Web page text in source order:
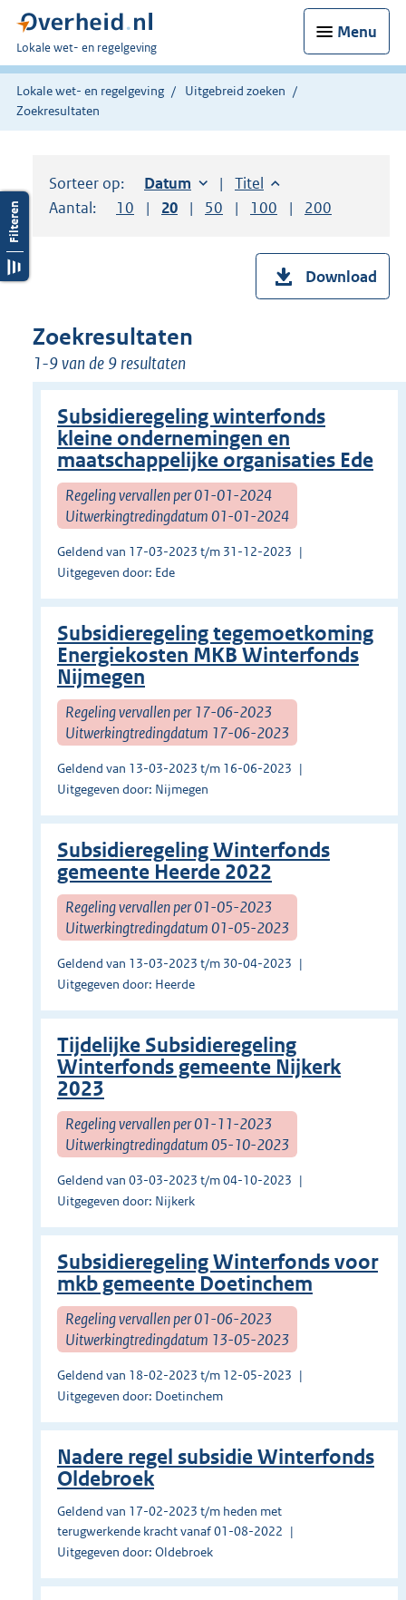
Menu
U
bent
hier:
Lokale wet- en regelgeving
Lokale wet- en regelgeving
Uitgebreid zoeken
Zoekresultaten
Sorteer op: Sorteer op:
Datum oplopendSorteer op:
Titel oplopend
Aantal:
Toon
10 resultaten per pagina
Toon
20 resultaten per pagina
Toon
50 resultaten per pagina
Toon
100 resultaten per
Toon
200
Download
Zoekresultaten
1-9 van de 9 resultaten
Subsidieregeling winterfonds
kleine ondernemingen en
maatschappelijke organisaties Ede
Regeling vervallen per 01-01-2024
Uitwerkingtredingdatum 01-01-2024
Geldend van 17-03-2023 t/m 31-12-2023
Uitgegeven door: Ede
Subsidieregeling tegemoetkoming
Energiekosten MKB Winterfonds
Nijmegen
Regeling vervallen per 17-06-2023
Uitwerkingtredingdatum 17-06-2023
Geldend van 13-03-2023 t/m 16-06-2023
Uitgegeven door: Nijmegen
Subsidieregeling Winterfonds
gemeente Heerde 2022
Regeling vervallen per 01-05-2023
Uitwerkingtredingdatum 01-05-2023
Geldend van 13-03-2023 t/m 30-04-2023
Uitgegeven door: Heerde
Tijdelijke Subsidieregeling
Winterfonds gemeente Nijkerk
2023
Regeling vervallen per 01-11-2023
Uitwerkingtredingdatum 05-10-2023
Geldend van 03-03-2023 t/m 04-10-2023
Uitgegeven door: Nijkerk
Subsidieregeling Winterfonds voor
mkb gemeente Doetinchem
Regeling vervallen per 01-06-2023
Uitwerkingtredingdatum 13-05-2023
Geldend van 18-02-2023 t/m 12-05-2023
Uitgegeven door: Doetinchem
Nadere regel subsidie Winterfonds
Oldebroek
Geldend van 17-02-2023 t/m heden met
terugwerkende kracht vanaf 01-08-2022
Uitgegeven door: Oldebroek